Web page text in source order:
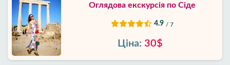
Оглядова екскурсія по Сіде
4.9 / 7
Ціна: 30$